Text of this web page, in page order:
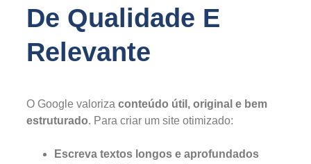
De Qualidade E
Relevante
O Google valoriza conteúdo útil, original e bem
estruturado. Para criar um site otimizado:
Escreva textos longos e aprofundados